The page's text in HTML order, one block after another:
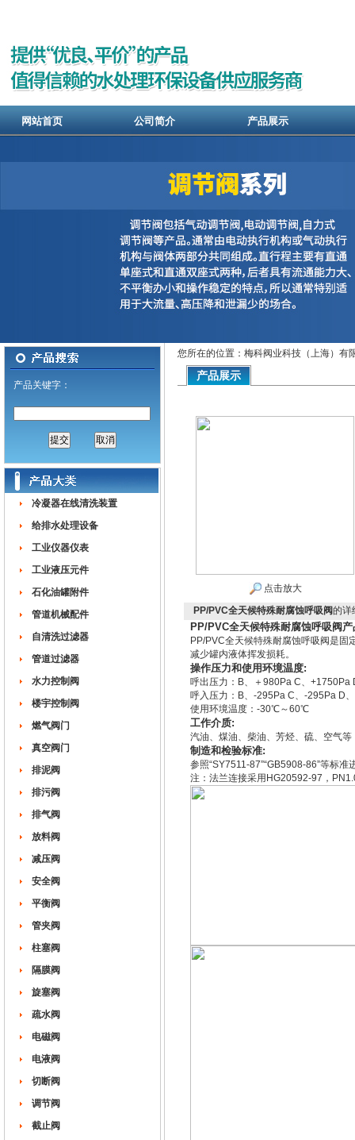
网站首页 公司简介 产品展示
产品关键字：
冷凝器在线清洗装置
给排水处理设备
工业仪器仪表
工业液压元件
石化油罐附件
管道机械配件
自清洗过滤器
管道过滤器
水力控制阀
楼宇控制阀
燃气阀门
真空阀门
排泥阀
排污阀
排气阀
放料阀
减压阀
安全阀
平衡阀
管夹阀
柱塞阀
隔膜阀
旋塞阀
疏水阀
电磁阀
电液阀
切断阀
调节阀
截止阀
您所在的位置：梅科阀业科技（上海）有
产品展示
点击放大
PP/PVC全天候特殊耐腐蚀呼吸阀的详
PP/PVC全天候特殊耐腐蚀呼吸阀
PP/PVC全天候特殊耐腐蚀呼吸阀是
减少罐内液体挥发损耗。
操作压力和使用环境温度:
呼出压力：B、＋980Pa C、+1750Pa
呼入压力：B、-295Pa C、-295Pa D
使用环境温度：-30℃～60℃
工作介质:
汽油、煤油、柴油、芳烃、硫、空气
制造和检验标准:
参照“SY7511-87”“GB5908-86”等标准
注：法兰连接采用HG20592-97，